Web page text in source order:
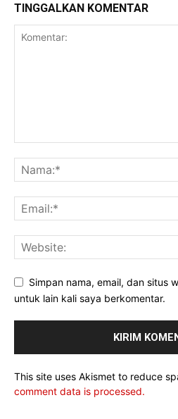
TINGGALKAN KOMENTAR
Simpan nama, email, dan situs
untuk lain kali saya berkomentar.
This site uses Akismet to reduce
comment data is processed.